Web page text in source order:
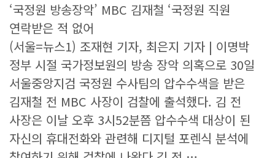
‘국정원 방송장악’ MBC 김재철 ‘국정원 직원
연락받은 적 없어
(서울=뉴스1) 조재현 기자, 최은지 기자 | 이명박
정부 시절 국가정보원의 방송 장악 의혹으로 30일
서울중앙지검 국정원 수사팀의 압수수색을 받은
김재철 전 MBC 사장이 검찰에 출석했다. 김 전
사장은 이날 오후 3시52분쯤 압수수색 대상이 된
자신의 휴대전화와 관련해 디지털 포렌식 분석에